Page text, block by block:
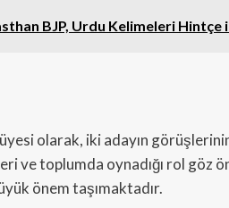
BJP, Urdu Kelimeleri
olarak, iki adayın
toplumda oynadığı rol göz
önem taşımaktadır.